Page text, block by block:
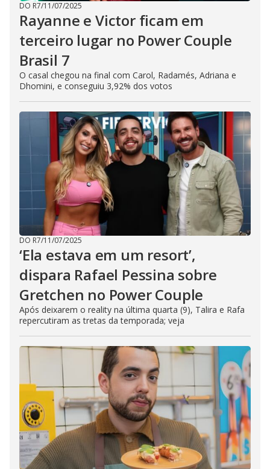
DO R7/11/07/2025
Rayanne e Victor ficam em
terceiro lugar no Power Couple
Brasil 7
O casal chegou na final com Carol, Radamés, Adriana e
Dhomini, e conseguiu 3,92% dos votos
DO R7/11/07/2025
‘Ela estava em um resort’,
dispara Rafael Pessina sobre
Gretchen no Power Couple
Após deixarem o reality na última quarta (9), Talira e Rafa
repercutiram as tretas da temporada; veja